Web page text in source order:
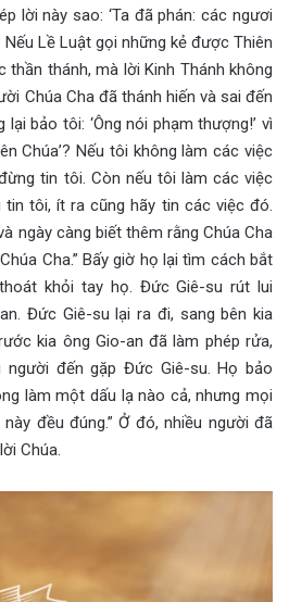
lời này sao: ‘Ta đã phán: các ngươi
Nếu Lề Luật gọi những kẻ được Thiên
thần thánh, mà lời Kinh Thánh không
Chúa Cha đã thánh hiến và sai đến
bảo tôi: ‘Ông nói phạm thượng!’ vì
Chúa’? Nếu tôi không làm các việc
tin tôi. Còn nếu tôi làm các việc
tôi, ít ra cũng hãy tin các việc đó.
ngày càng biết thêm rằng Chúa Cha
Cha.” Bấy giờ họ lại tìm cách bắt
khỏi tay họ. Đức Giê-su rút lui
Đức Giê-su lại ra đi, sang bên kia
kia ông Gio-an đã làm phép rửa,
đến gặp Đức Giê-su. Họ bảo
làm một dấu lạ nào cả, nhưng mọi
đều đúng.” Ở đó, nhiều người đã
Chúa.